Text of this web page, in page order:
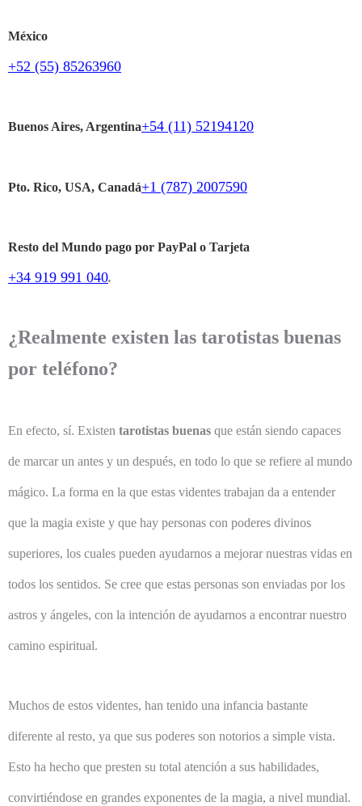
México
+52 (55) 85263960
Buenos Aires, Argentina+54 (11) 52194120
Pto. Rico, USA, Canadá+1 (787) 2007590
Resto del Mundo pago por PayPal o Tarjeta
+34 919 991 040.
¿Realmente existen las tarotistas buenas
por teléfono?
En efecto, sí. Existen tarotistas buenas que están siendo capaces
de marcar un antes y un después, en todo lo que se refiere al mundo
mágico. La forma en la que estas videntes trabajan da a entender
que la magia existe y que hay personas con poderes divinos
superiores, los cuales pueden ayudarnos a mejorar nuestras vidas en
todos los sentidos. Se cree que estas personas son enviadas por los
astros y ángeles, con la intención de ayudarnos a encontrar nuestro
camino espiritual.
Muchos de estos videntes, han tenido una infancia bastante
diferente al resto, ya que sus poderes son notorios a simple vista.
Esto ha hecho que presten su total atención a sus habilidades,
convirtiéndose en grandes exponentes de la magia, a nivel mundial.